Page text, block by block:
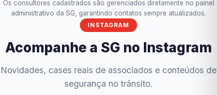
Os consultores cadastrados são gerenciados diretamente no painel
administrativo da SG, garantindo contatos sempre atualizados.
INSTAGRAM
Acompanhe a SG no Instagram
Novidades, cases reais de associados e conteúdos de
segurança no trânsito.